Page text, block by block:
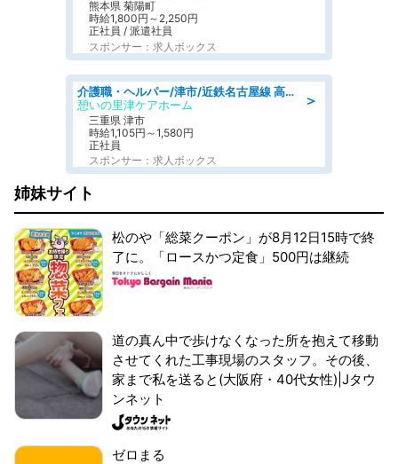
熊本県 菊陽町
時給1,800円～2,250円
正社員 / 派遣社員
スポンサー：求人ボックス
＞
介護職・ヘルパー/津市/近鉄名古屋線 高田本山/三重県/デイサービス
憩いの里津ケアホーム
三重県 津市
時給1,105円～1,580円
正社員
スポンサー：求人ボックス
姉妹サイト
松のや「総菜クーポン」が8月12日15時で終
了に。「ロースかつ定食」500円は継続
道の真ん中で歩けなくなった所を抱えて移動
させてくれた工事現場のスタッフ。その後、
家まで私を送ると(大阪府・40代女性)|Jタウ
ンネット
ゼロまる